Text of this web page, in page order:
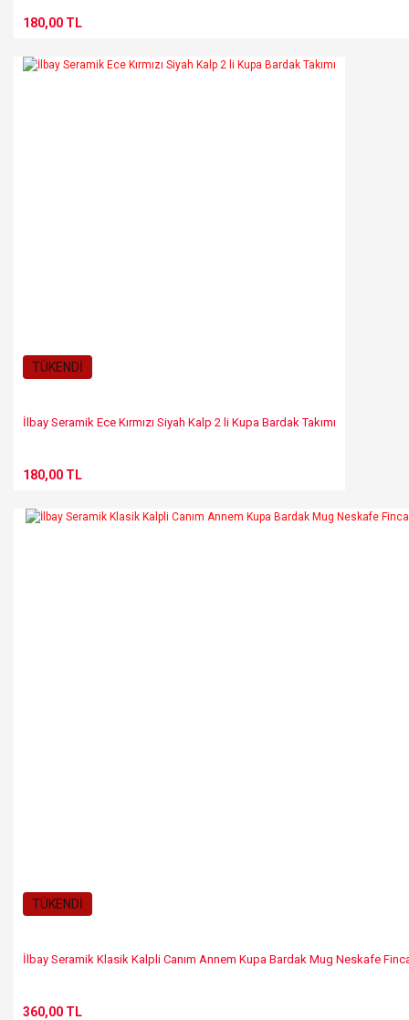
180,00 TL
TÜKENDİ
İlbay Seramik Ece Kırmızı Siyah Kalp 2 li Kupa Bardak Takımı
180,00 TL
TÜKENDİ
İlbay Seramik Klasik Kalpli Canım Annem Kupa Bardak Mug Neskafe
360,00 TL